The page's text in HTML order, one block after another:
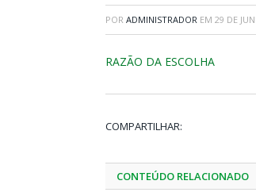
POR ADMINISTRADOR EM 29 DE
RAZÃO DA ESCOLHA
COMPARTILHAR:
CONTEÚDO RELACIONADO